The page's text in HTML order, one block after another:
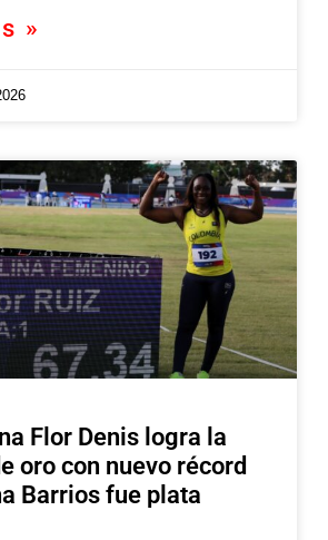
»
Flor Denis logra la
oro con nuevo récord
Barrios fue plata